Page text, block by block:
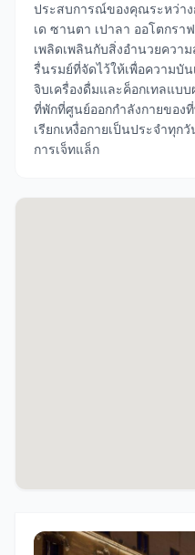
ประสบการณ์ของคุณระหว่าง
เด ซานตา เปาลา ออโตกรา
เพลิดเพลินกับสิ่งอำนวยควา
รื่นรมย์ที่จัดไว้ให้เพื่อความบั
จิบเครื่องดื่มและค็อกเทลแบ
ที่พักที่ศูนย์ออกกำลังกายของ
เรียกเหงื่อกายเป็นประจำทุก
การเจ็ทแล็ก